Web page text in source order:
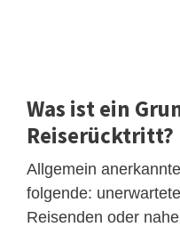
Was ist ein
Reiserücktritt?
Allgemein
folgende:
Reisenden oder